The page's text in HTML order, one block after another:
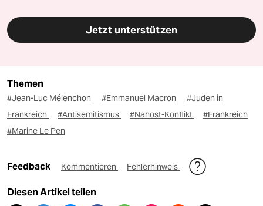
Jetzt unterstützen
Themen
#Jean-Luc Mélenchon #Emmanuel Macron
#Juden in
Frankreich
#Antisemitismus #Nahost-Konflikt
#Frankreich
#Marine Le Pen
Feedback Kommentieren Fehlerhinweis
Diesen Artikel teilen